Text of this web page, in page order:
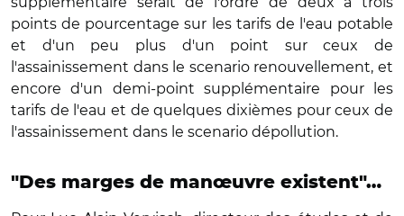
points de pourcentage sur les tarifs de l'eau potable
et d'un peu plus d'un point sur ceux de
l'assainissement dans le scenario renouvellement, et
encore d'un demi-point supplémentaire pour les
tarifs de l'eau et de quelques dixièmes pour ceux de
l'assainissement dans le scenario dépollution.
"Des marges de manœuvre existent"…